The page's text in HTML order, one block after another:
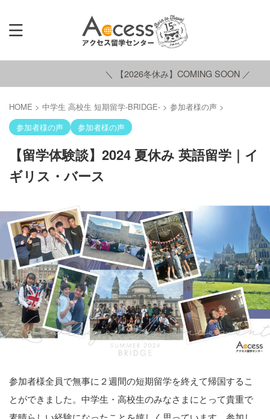
＼ 【2026冬休み】COMING SOON ／
HOME > 中学生 高校生 短期留学-BRIDGE- > 参加者様の声 >
参加者様の声
参加者様の声
【留学体験談】2024 夏休み 英語留学｜イ
ギリス・バース
参加者様全員で無事に２週間の短期留学を終えて帰国するこ
とができました。中学生・高校生のみなさまにとって貴重で